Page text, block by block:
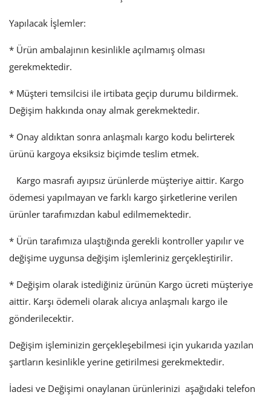
Yapılacak İşlemler:
* Ürün ambalajının kesinlikle açılmamış olması
gerekmektedir.
* Müşteri temsilcisi ile irtibata geçip durumu bildirmek.
Değişim hakkında onay almak gerekmektedir.
* Onay aldıktan sonra anlaşmalı kargo kodu belirterek
ürünü kargoya eksiksiz biçimde teslim etmek.
Kargo masrafı ayıpsız ürünlerde müşteriye aittir. Kargo
ödemesi yapılmayan ve farklı kargo şirketlerine verilen
ürünler tarafımızdan kabul edilmemektedir.
* Ürün tarafımıza ulaştığında gerekli kontroller yapılır ve
değişime uygunsa değişim işlemleriniz gerçekleştirilir.
* Değişim olarak istediğiniz ürünün Kargo ücreti müşteriye
aittir. Karşı ödemeli olarak alıcıya anlaşmalı kargo ile
gönderilecektir.
Değişim işleminizin gerçekleşebilmesi için yukarıda yazılan
şartların kesinlikle yerine getirilmesi gerekmektedir.
İadesi ve Değişimi onaylanan ürünlerinizi aşağıdaki telefon